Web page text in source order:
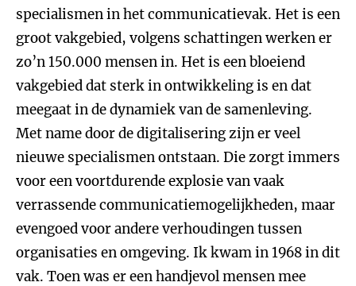
specialismen in het communicatievak. Het is een
groot vakgebied, volgens schattingen werken er
zo’n 150.000 mensen in. Het is een bloeiend
vakgebied dat sterk in ontwikkeling is en dat
meegaat in de dynamiek van de samenleving.
Met name door de digitalisering zijn er veel
nieuwe specialismen ontstaan. Die zorgt immers
voor een voortdurende explosie van vaak
verrassende communicatiemogelijkheden, maar
evengoed voor andere verhoudingen tussen
organisaties en omgeving. Ik kwam in 1968 in dit
vak. Toen was er een handjevol mensen mee